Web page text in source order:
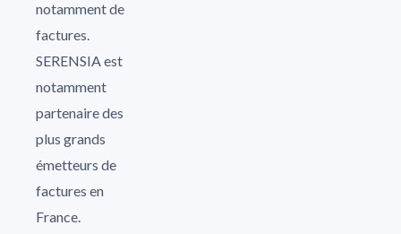
notamment de
factures.
SERENSIA est
notamment
partenaire des
plus grands
émetteurs de
factures en
France.